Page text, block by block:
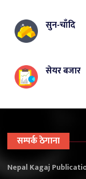
सुन-चाँदि
सेयर बजार
सम्पर्क ठेगाना
Nepal Kagaj